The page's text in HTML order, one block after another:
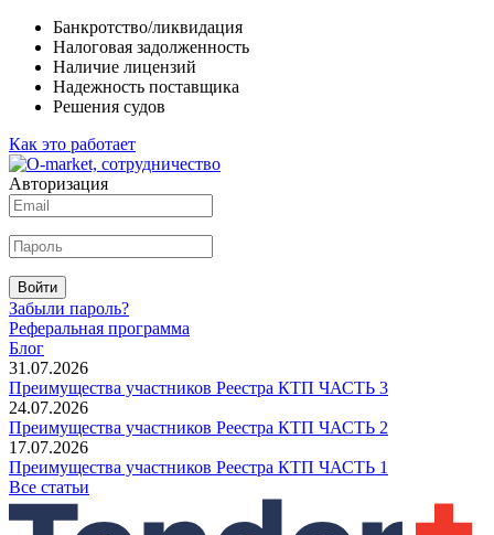
Банкротство/ликвидация
Налоговая задолженность
Наличие лицензий
Надежность поставщика
Решения судов
Как это работает
Авторизация
Войти
Забыли пароль?
Реферальная программа
Блог
31.07.2026
Преимущества участников Реестра КТП ЧАСТЬ 3
24.07.2026
Преимущества участников Реестра КТП ЧАСТЬ 2
17.07.2026
Преимущества участников Реестра КТП ЧАСТЬ 1
Все статьи